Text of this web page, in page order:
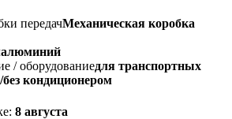
передачМеханическая коробка
алюминий
/ оборудованиедля транспортных
без кондиционером
8 августа